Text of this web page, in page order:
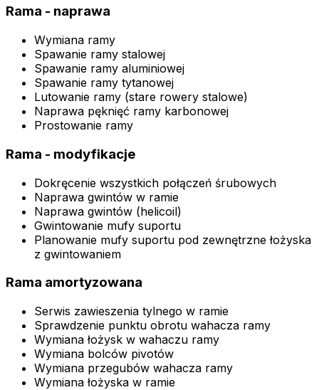
Rama - naprawa
Wymiana ramy
Spawanie ramy stalowej
Spawanie ramy aluminiowej
Spawanie ramy tytanowej
Lutowanie ramy (stare rowery stalowe)
Naprawa pęknięć ramy karbonowej
Prostowanie ramy
Rama - modyfikacje
Dokręcenie wszystkich połączeń śrubowych
Naprawa gwintów w ramie
Naprawa gwintów (helicoil)
Gwintowanie mufy suportu
Planowanie mufy suportu pod zewnętrzne łożyska
z gwintowaniem
Rama amortyzowana
Serwis zawieszenia tylnego w ramie
Sprawdzenie punktu obrotu wahacza ramy
Wymiana łożysk w wahaczu ramy
Wymiana bolców pivotów
Wymiana przegubów wahacza ramy
Wymiana łożyska w ramie